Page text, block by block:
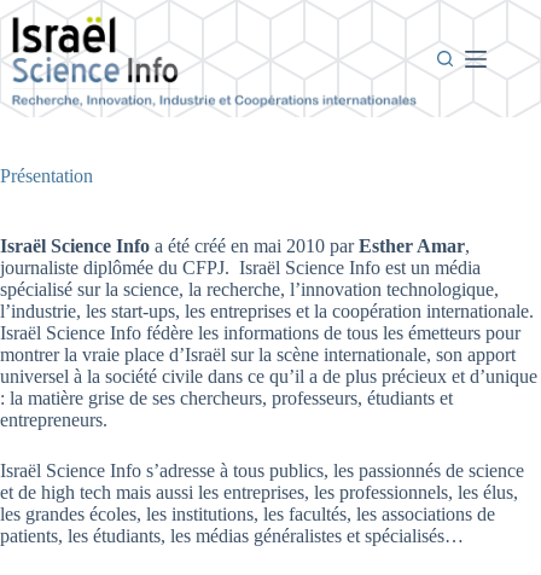
Passer
contenu
Présentation
Israël Science Info a été créé en mai 2010 parEsther Amar,
journaliste diplômée du CFPJ. Israël Science Info est un média
spécialisé sur la science, la recherche, l’innovation technologique,
l’industrie, les start-ups, les entreprises et la coopération internationale.
Israël Science Info fédère les informations de tous les émetteurs pour
montrer la vraie place d’Israël sur la scène internationale, son apport
universel à la société civile dans ce qu’il a de plus précieux et d’unique
: la matière grise de ses chercheurs, professeurs, étudiants et
entrepreneurs.
Israël Science Info s’adresse à tous publics, les passionnés de science
et de high tech mais aussi les entreprises, les professionnels, les élus,
les grandes écoles, les institutions, les facultés, les associations de
patients, les étudiants, les médias généralistes et spécialisés…